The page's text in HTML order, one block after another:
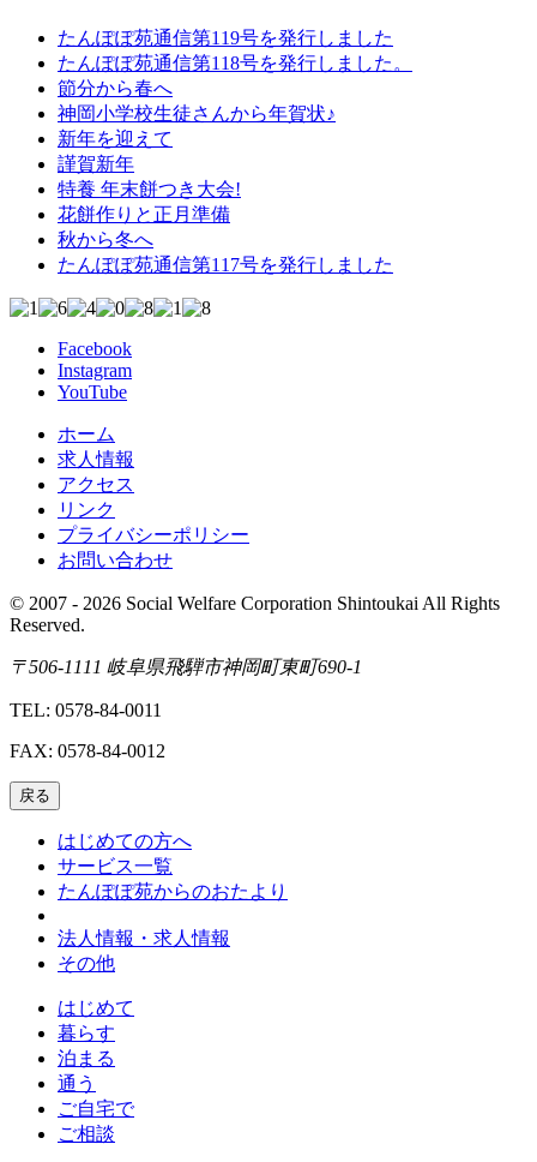
たんぽぽ苑通信第119号を発行しました
たんぽぽ苑通信第118号を発行しました。
節分から春へ
神岡小学校生徒さんから年賀状♪
新年を迎えて
謹賀新年
特養 年末餅つき大会!
花餅作りと正月準備
秋から冬へ
たんぽぽ苑通信第117号を発行しました
Facebook
Instagram
YouTube
ホーム
求人情報
アクセス
リンク
プライバシーポリシー
お問い合わせ
© 2007 - 2026 Social Welfare Corporation Shintoukai All Rights
Reserved.
〒506-1111 岐阜県飛騨市神岡町東町690-1
TEL: 0578-84-0011
FAX: 0578-84-0012
戻る
はじめての方へ
サービス一覧
たんぽぽ苑からのおたより
法人情報・求人情報
その他
はじめて
暮らす
泊まる
通う
ご自宅で
ご相談